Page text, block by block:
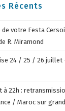
Récents
votre Festa
R. Miramond
24 / 25 / 26 juillet
à 22h :
/ Maroc sur